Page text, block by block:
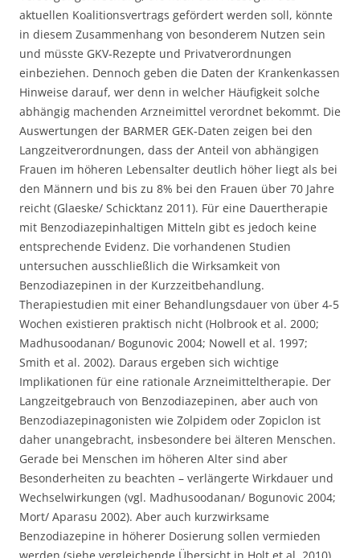
aktuellen Koalitionsvertrags gefördert werden soll, könnte
in diesem Zusammenhang von besonderem Nutzen sein
und müsste GKV-Rezepte und Privatverordnungen
einbeziehen. Dennoch geben die Daten der Krankenkassen
Hinweise darauf, wer denn in welcher Häufigkeit solche
abhängig machenden Arzneimittel verordnet bekommt. Die
Auswertungen der BARMER GEK-Daten zeigen bei den
Langzeitverordnungen, dass der Anteil von abhängigen
Frauen im höheren Lebensalter deutlich höher liegt als bei
den Männern und bis zu 8% bei den Frauen über 70 Jahre
reicht (Glaeske/ Schicktanz 2011). Für eine Dauertherapie
mit Benzodiazepinhaltigen Mitteln gibt es jedoch keine
entsprechende Evidenz. Die vorhandenen Studien
untersuchen ausschließlich die Wirksamkeit von
Benzodiazepinen in der Kurzzeitbehandlung.
Therapiestudien mit einer Behandlungsdauer von über 4-5
Wochen existieren praktisch nicht (Holbrook et al. 2000;
Madhusoodanan/ Bogunovic 2004; Nowell et al. 1997;
Smith et al. 2002). Daraus ergeben sich wichtige
Implikationen für eine rationale Arzneimitteltherapie. Der
Langzeitgebrauch von Benzodiazepinen, aber auch von
Benzodiazepinagonisten wie Zolpidem oder Zopiclon ist
daher unangebracht, insbesondere bei älteren Menschen.
Gerade bei Menschen im höheren Alter sind aber
Besonderheiten zu beachten – verlängerte Wirkdauer und
Wechselwirkungen (vgl. Madhusoodanan/ Bogunovic 2004;
Mort/ Aparasu 2002). Aber auch kurzwirksame
Benzodiazepine in höherer Dosierung sollen vermieden